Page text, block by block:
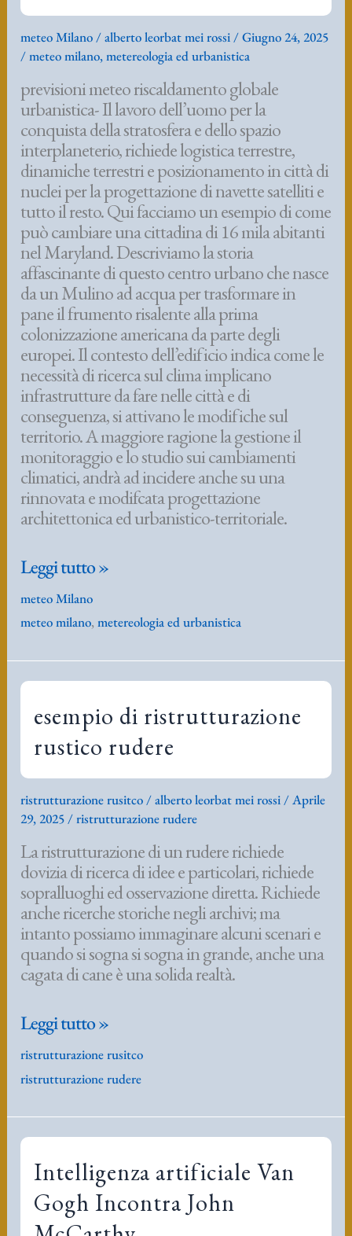
meteo Milano/alberto leorbat mei rossi/Giugno 24, 2025
/meteo milano,metereologia ed urbanistica
previsioni meteo riscaldamento globale
urbanistica- Il lavoro dell’uomo per la
conquista della stratosfera e dello spazio
interplaneterio, richiede logistica terrestre,
dinamiche terrestri e posizionamento in città di
nuclei per la progettazione di navette satelliti e
tutto il resto. Qui facciamo un esempio di come
può cambiare una cittadina di 16 mila abitanti
nel Maryland. Descriviamo la storia
affascinante di questo centro urbano che nasce
da un Mulino ad acqua per trasformare in
pane il frumento risalente alla prima
colonizzazione americana da parte degli
europei. Il contesto dell’edificio indica come le
necessità di ricerca sul clima implicano
infrastrutture da fare nelle città e di
conseguenza, si attivano le modifiche sul
territorio. A maggiore ragione la gestione il
monitoraggio e lo studio sui cambiamenti
climatici, andrà ad incidere anche su una
rinnovata e modifcata progettazione
architettonica ed urbanistico-territoriale.
previsioni
meteo
riscaldamento
globale
Leggi tutto »
meteo Milano
meteo milano,metereologia ed urbanistica
esempio di ristrutturazione
rustico rudere
ristrutturazione rusitco/alberto leorbat mei rossi/Aprile
29, 2025/ristrutturazione rudere
La ristrutturazione di un rudere richiede
dovizia di ricerca di idee e particolari, richiede
sopralluoghi ed osservazione diretta. Richiede
anche ricerche storiche negli archivi; ma
intanto possiamo immaginare alcuni scenari e
quando si sogna si sogna in grande, anche una
cagata di cane è una solida realtà.
esempio
ristrutturazione
rustico
Leggi tutto »
ristrutturazione rusitco
ristrutturazione rudere
Intelligenza artificiale Van
Gogh Incontra John